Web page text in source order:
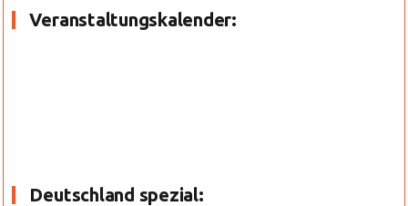
Veranstaltungskalender:
Deutschland spezial: